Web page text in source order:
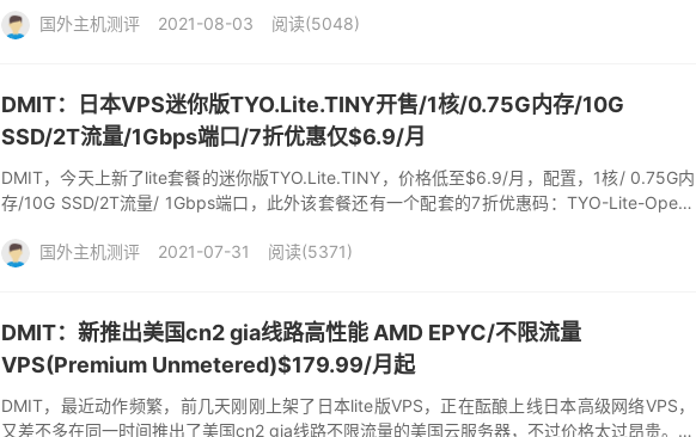
国外主机测评
2021-08-03 阅读(5048)
DMIT：日本VPS迷你版TYO.Lite.TINY开售/1核/0.75G内存/10G
SSD/2T流量/1Gbps端口/7折优惠仅$6.9/月
DMIT，今天上新了lite套餐的迷你版TYO.Lite.TINY，价格低至$6.9/月，配置，1核/ 0.75G内
存/10G SSD/2T流量/ 1Gbps端口，此外该套餐还有一个配套的7折优惠码：TYO-Lite-Open-
国外主机测评
2021-07-31 阅读(5371)
DMIT：新推出美国cn2 gia线路高性能 AMD EPYC/不限流量
VPS(Premium Unmetered)$179.99/月起
DMIT，最近动作频繁，前几天刚刚上架了日本lite版VPS，正在酝酿上线日本高级网络VPS，
又差不多在同一时间推出了美国cn2 gia线路不限流量的美国云服务器，不过价格太过昂贵。丐